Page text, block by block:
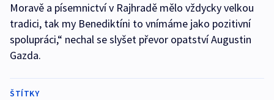
Moravě a písemnictví v Rajhradě mělo vždycky velkou
tradici, tak my Benediktíni to vnímáme jako pozitivní
spolupráci,“ nechal se slyšet převor opatství Augustin
Gazda.
ŠTÍTKY